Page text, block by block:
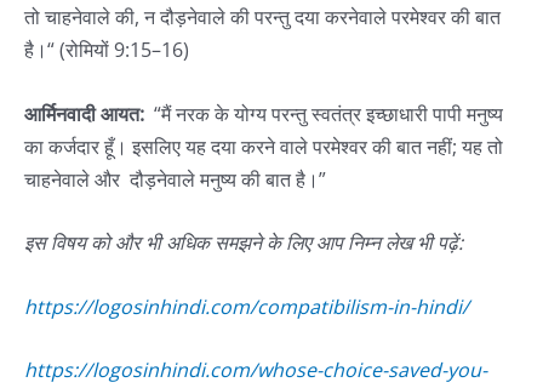
तो चाहनेवाले की, न दौड़नेवाले की परन्तु दया करनेवाले परमेश्वर की बात
है।“ (रोमियों 9:15–16)
आर्मिनवादी आयत: “मैं नरक के योग्य परन्तु स्वतंत्र इच्छाधारी पापी मनुष्य
का कर्जदार हूँ। इसलिए यह दया करने वाले परमेश्वर की बात नहीं; यह तो
चाहनेवाले और दौड़नेवाले मनुष्य की बात है।”
इस विषय को और भी अधिक समझने के लिए आप निम्न लेख भी पढ़ें:
https://logosinhindi.com/compatibilism-in-hindi/
https://logosinhindi.com/whose-choice-saved-you-